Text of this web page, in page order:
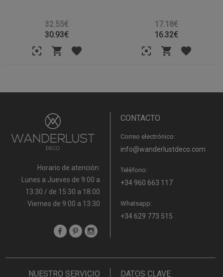
32.55€
30.93€
17.18€
16.32€
Horario de atención:
· Lunes a Jueves de 9:00 a
13:30 / de 15:30 a 18:00
· Viernes de 9:00 a 13:30
CONTACTO
Correo electrónico:
info@wanderlustdeco.com
Teléfono:
+34 960 663 117
Whatsapp:
+34 629 773 515
NUESTRO SERVICIO DATOS CLAVE